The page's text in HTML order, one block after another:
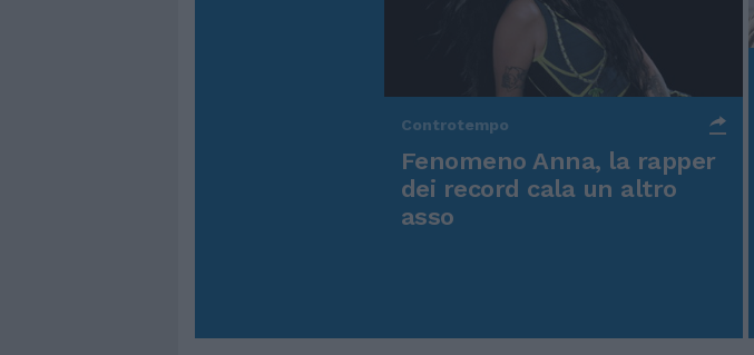
Controtempo
Fenomeno Anna, la rapper
dei record cala un altro
asso